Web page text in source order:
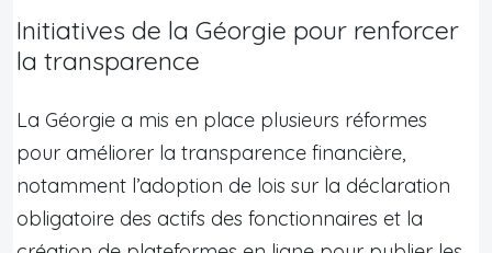
Initiatives de la Géorgie pour renforcer
la transparence
La Géorgie a mis en place plusieurs réformes
pour améliorer la transparence financière,
notamment l’adoption de lois sur la déclaration
obligatoire des actifs des fonctionnaires et la